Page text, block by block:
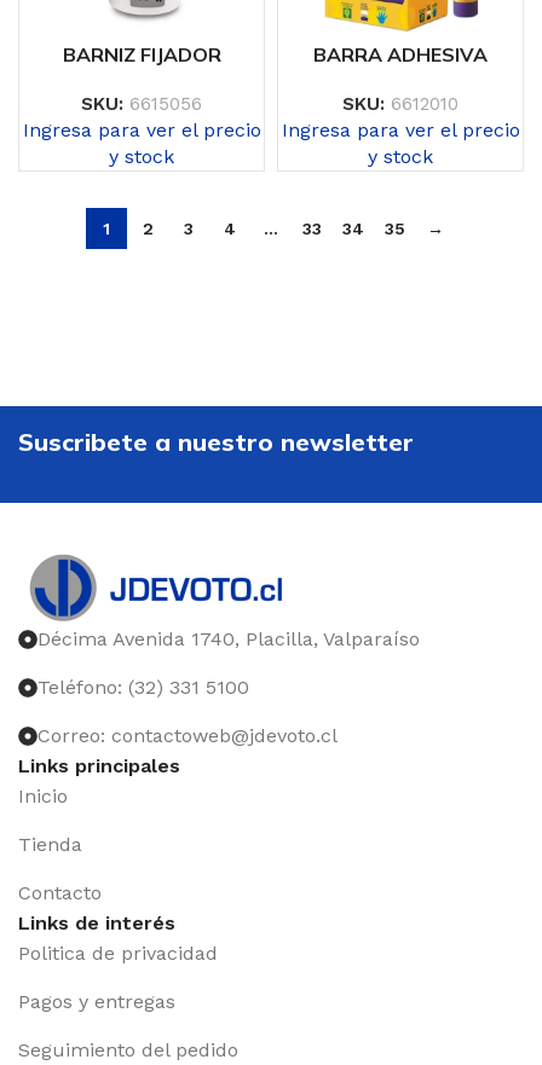
BARNIZ FIJADOR
SKU: 6615056
Ingresa para ver el precio
y stock
BARRA ADHESIVA
SKU: 6612010
Ingresa para ver el precio
y stock
1 2 3 4 … 33 34 35 →
Suscribete a nuestro newsletter
Décima Avenida 1740, Placilla, Valparaíso
Teléfono: (32) 331 5100
Correo: contactoweb@jdevoto.cl
Links principales
Inicio
Tienda
Contacto
Links de interés
Politica de privacidad
Pagos y entregas
Seguimiento del pedido